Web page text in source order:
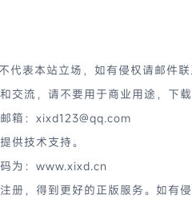
表本站立场，如有侵权请邮件联
交流，请不要用于商业用途，下
箱：xixd123@qq.com
供技术支持。
为：www.xixd.cn
册，得到更好的正版服务。如有